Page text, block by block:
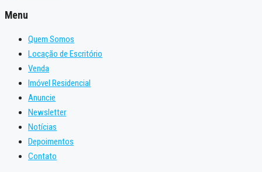
Menu
Quem Somos
Locação de Escritório
Venda
Imóvel Residencial
Anuncie
Newsletter
Notícias
Depoimentos
Contato